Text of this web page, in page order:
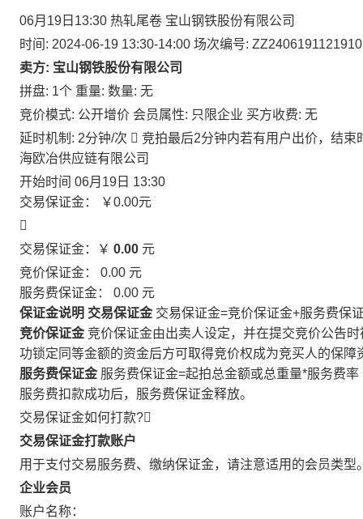
06月19日13:30 热轧尾卷 宝山钢铁股份有限公司
时间: 2024-06-19 13:30-14:00 场次编号: ZZ2406191121910
卖方: 宝山钢铁股份有限公司
拼盘: 1个 重量: 数量: 无
竞价模式: 公开增价 会员属性: 只限企业 买方收费: 无
延时机制: 2分钟/次  竞拍最后2分钟内若有用户出价，结
海欧冶供应链有限公司
开始时间 06月19日 13:30
交易保证金：
￥0.00元

交易保证金：￥ 0.00 元
竞价保证金： 0.00 元
服务费保证金： 0.00 元
保证金说明 交易保证金 交易保证金=竞价保证金+服务费保
竞价保证金 竞价保证金由出卖人设定，并在提交竞价公告
功锁定同等金额的资金后方可取得竞价权成为竞买人的保障
服务费保证金 服务费保证金=起拍总金额或总重量*服务费率
服务费扣款成功后，服务费保证金释放。
交易保证金如何打款?
交易保证金打款账户
用于支付交易服务费、缴纳保证金，请注意适用的会员类型
企业会员
账户名称：